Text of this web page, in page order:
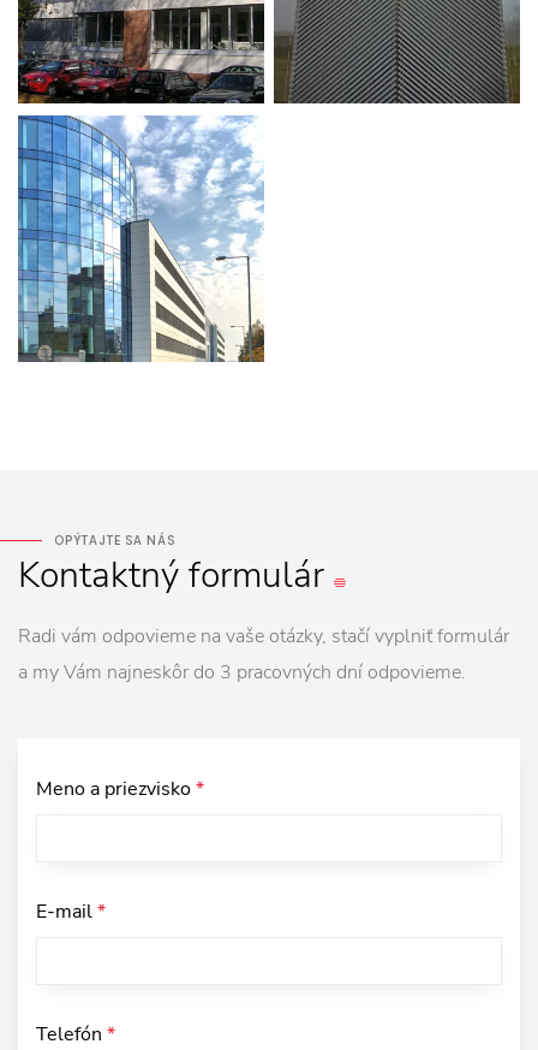
OPÝTAJTE SA NÁS
Kontaktnýformulár
Radi vám odpovieme na vaše otázky, stačí vyplniť formulár
a my Vám najneskôr do 3 pracovných dní odpovieme.
Meno a priezvisko*
E-mail*
Telefón *